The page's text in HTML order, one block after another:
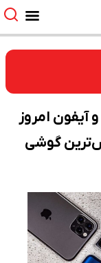
امروز
۱۴۰۴/ پرفروش‌ترین گوشی